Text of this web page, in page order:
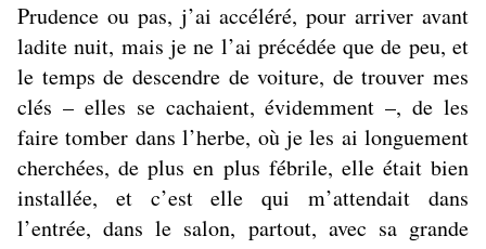
Prudence ou pas, j’ai accéléré, pour arriver avant
ladite nuit, mais je ne l’ai précédée que de peu, et
le temps de descendre de voiture, de trouver mes
clés – elles se cachaient, évidemment –, de les
faire tomber dans l’herbe, où je les ai longuement
cherchées, de plus en plus fébrile, elle était bien
installée, et c’est elle qui m’attendait dans
l’entrée, dans le salon, partout, avec sa grande